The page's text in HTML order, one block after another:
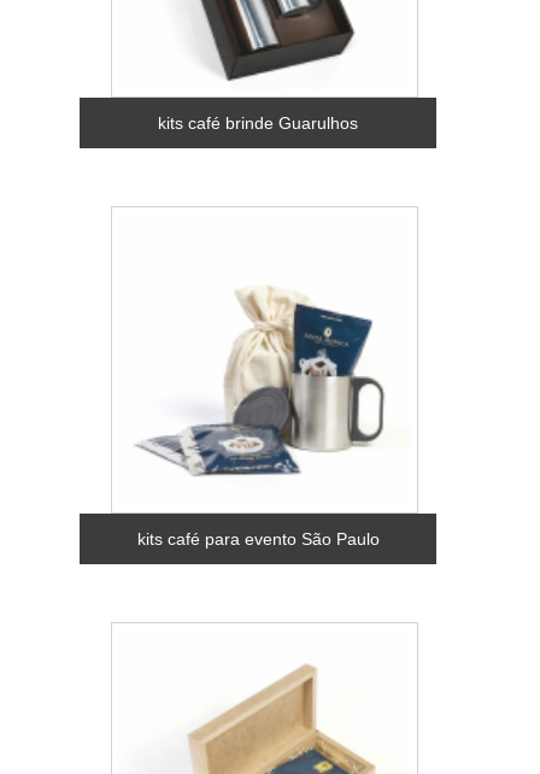
kits café brinde Guarulhos
kits café para evento São Paulo